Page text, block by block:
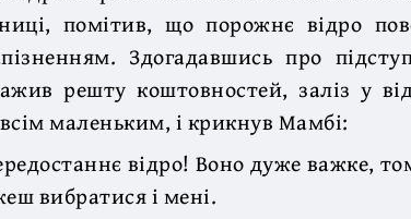
помітив, що порожнє відро
Здогадавшись про
решту коштовностей, заліз у
маленьким, і крикнув Мамбі:
відро! Воно дуже важке,
вибратися і мені.